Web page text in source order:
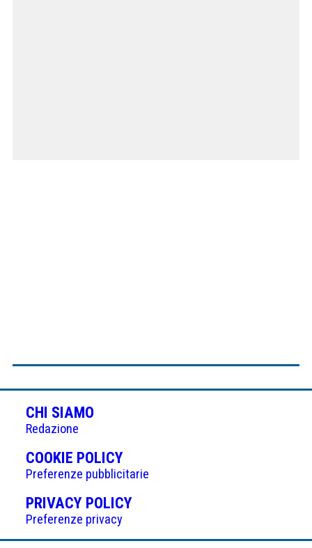
CHI SIAMO
Redazione
COOKIE POLICY(APRE
IN
UNA
NUOVA
Preferenze pubblicitarie
PRIVACY POLICY(APRE
UNA
Preferenze privacy